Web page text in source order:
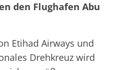
den Flughafen Abu
Etihad Airways und
Drehkreuz wird